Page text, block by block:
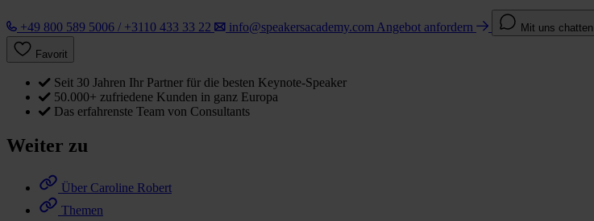
+49 800 589 5006 / +3110 433 33 22 info@speakersacademy.com Angebot anfordern Mit uns chatten
Favorit
Seit 30 Jahren Ihr Partner für die besten Keynote-Speaker
50.000+ zufriedene Kunden in ganz Europa
Das erfahrenste Team von Consultants
Weiter zu
Über Caroline Robert
Themen